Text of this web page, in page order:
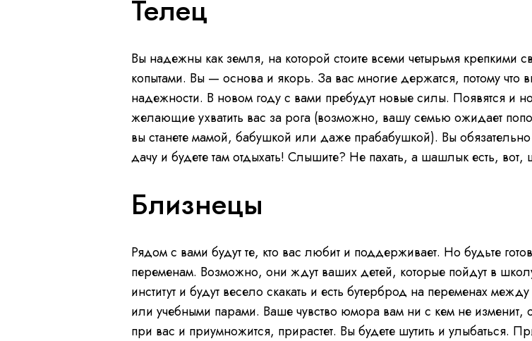
Телец
Вы надежны как земля, на которой стоите всеми четырьмя крепкими
копытами. Вы — основа и якорь. За вас многие держатся, потому что
надежности. В новом году с вами пребудут новые силы. Появятся и
желающие ухватить вас за рога (возможно, вашу семью ожидает
вы станете мамой, бабушкой или даже прабабушкой). Вы обязательно
дачу и будете там отдыхать! Слышите? Не пахать, а шашлык есть,
Близнецы
Рядом с вами будут те, кто вас любит и поддерживает. Но будьте
переменам. Возможно, они ждут ваших детей, которые пойдут в
институт и будут весело скакать и есть бутерброд на переменах
или учебными парами. Ваше чувство юмора вам ни с кем не изменит,
при вас и приумножится, прирастет. Вы будете шутить и улыбаться.